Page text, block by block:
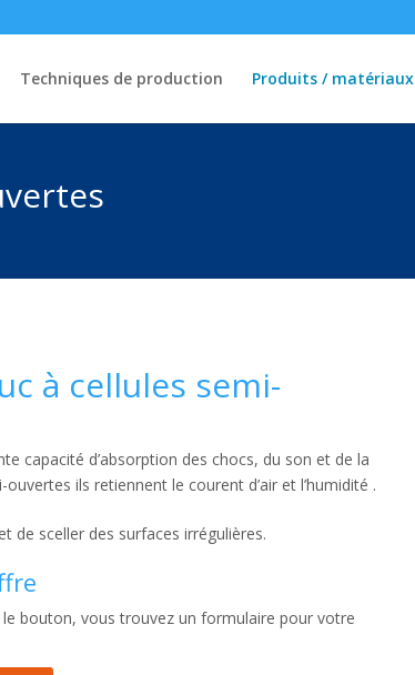
Techniques de production Produits / matériaux
à cellules semi-
capacité d’absorption des chocs, du son et de la
ils retiennent le courent d’air et l’humidité .
de sceller des surfaces irrégulières.
bouton, vous trouvez un formulaire pour votre